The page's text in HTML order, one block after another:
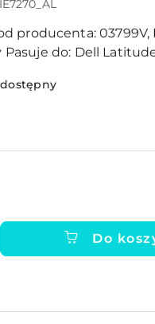
producenta:03799V,
Pasuje do: Dell
Do